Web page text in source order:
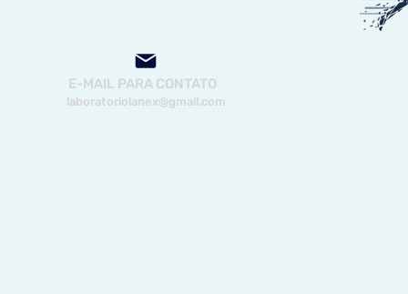
E-MAIL PARA CONTATO
laboratoriolanex@gmail.com